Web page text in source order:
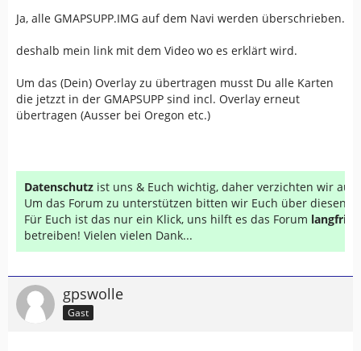
Ja, alle GMAPSUPP.IMG auf dem Navi werden überschrieben.
deshalb mein link mit dem Video wo es erklärt wird.
Um das (Dein) Overlay zu übertragen musst Du alle Karten
die jetzzt in der GMAPSUPP sind incl. Overlay erneut
übertragen (Ausser bei Oregon etc.)
Datenschutz ist uns & Euch wichtig, daher verzichten wir auf
Um das Forum zu unterstützen bitten wir Euch über diesen
Für Euch ist das nur ein Klick, uns hilft es das Forum
betreiben! Vielen vielen Dank...
gpswolle
Gast